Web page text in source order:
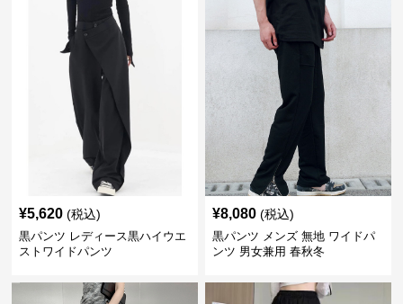
¥5,620 (税込)
黒パンツ レディース黒ハイウエ
ストワイドパンツ
¥8,080 (税込)
黒パンツ メンズ 無地 ワイドパ
ンツ 男女兼用 春秋冬